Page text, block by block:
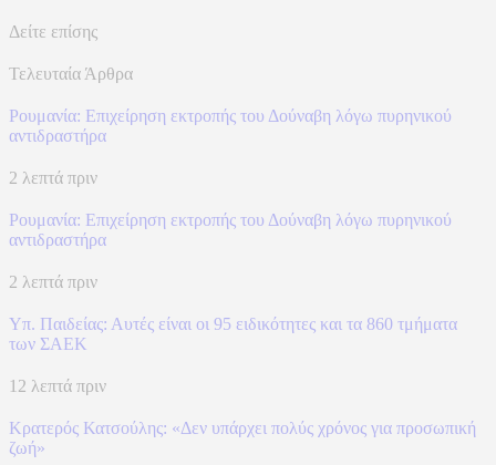
Δείτε επίσης
Τελευταία Άρθρα
Ρουμανία: Επιχείρηση εκτροπής του Δούναβη λόγω πυρηνικού
αντιδραστήρα
2 λεπτά πριν
Ρουμανία: Επιχείρηση εκτροπής του Δούναβη λόγω πυρηνικού
αντιδραστήρα
2 λεπτά πριν
Υπ. Παιδείας: Αυτές είναι οι 95 ειδικότητες και τα 860 τμήματα
των ΣΑΕΚ
12 λεπτά πριν
Κρατερός Κατσούλης: «Δεν υπάρχει πολύς χρόνος για προσωπική
ζωή»